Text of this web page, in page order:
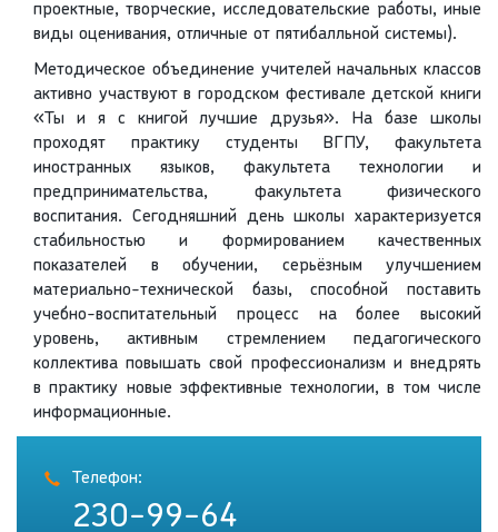
проектные, творческие, исследовательские работы, иные
виды оценивания, отличные от пятибалльной системы).
Методическое объединение учителей начальных классов
активно участвуют в городском фестивале детской книги
«Ты и я с книгой лучшие друзья». На базе школы
проходят практику студенты ВГПУ, факультета
иностранных языков, факультета технологии и
предпринимательства, факультета физического
воспитания. Сегодняшний день школы характеризуется
стабильностью и формированием качественных
показателей в обучении, серьёзным улучшением
материально-технической базы, способной поставить
учебно-воспитательный процесс на более высокий
уровень, активным стремлением педагогического
коллектива повышать свой профессионализм и внедрять
в практику новые эффективные технологии, в том числе
информационные.
Телефон:
230-99-64